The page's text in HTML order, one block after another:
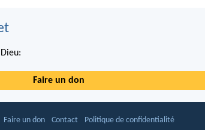
Faire un don
Faire un don Contact Politique de confidentialité